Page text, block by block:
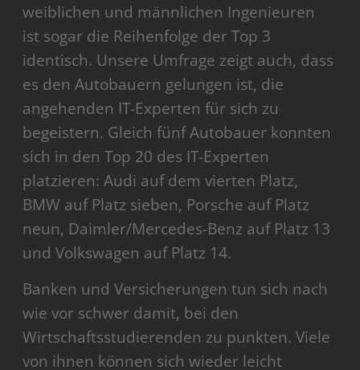
weiblichen und männlichen Ingenieuren
ist sogar die Reihenfolge der Top 3
identisch. Unsere Umfrage zeigt auch, dass
es den Autobauern gelungen ist, die
angehenden IT-Experten für sich zu
begeistern. Gleich fünf Autobauer konnten
sich in den Top 20 des IT-Experten
platzieren: Audi auf dem vierten Platz,
BMW auf Platz sieben, Porsche auf Platz
neun, Daimler/Mercedes-Benz auf Platz 13
und Volkswagen auf Platz 14.
Banken und Versicherungen tun sich nach
wie vor schwer damit, bei den
Wirtschaftsstudierenden zu punkten. Viele
von ihnen können sich wieder leicht